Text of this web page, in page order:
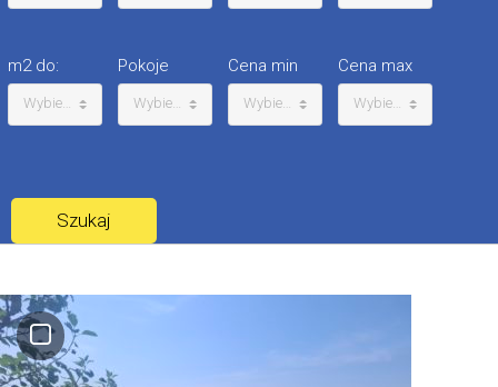
m2 do:
Wybierz
Pokoje
Wybierz
Cena min
Wybierz
Cena max
Wybierz